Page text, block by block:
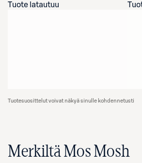
Tuote latautuu
Tuotesuosittelut voivat näkyä sinulle kohdennetusti
Merkiltä Mos Mosh